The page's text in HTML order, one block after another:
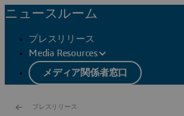
ニュースルーム
プレスリリース
Media Resources
メディア関係者窓口
プレスリリース